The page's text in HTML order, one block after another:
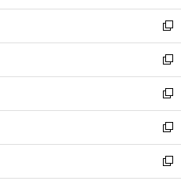
開
く
ウ
で
開
く
ン
ド
ウ
で
開
く
ウ
ィ
ン
ド
ウ
で
開
く
新
し
い
ウ
ィ
ン
ド
ウ
で
開
新
し
い
ウ
ィ
ン
ド
新
し
い
ウ
ィ
新
し
い
新